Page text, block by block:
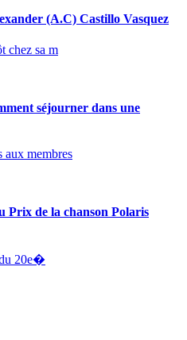
(A.C) Castillo Vasquez
chez sa m
séjourner dans une
aux membres
Prix de la chanson Polaris
du 20e�